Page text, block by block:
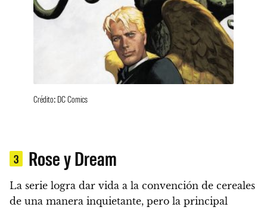
Crédito: DC Comics
3 Rose y Dream
La serie logra dar vida a la convención de cereales
de una manera inquietante, pero la principal